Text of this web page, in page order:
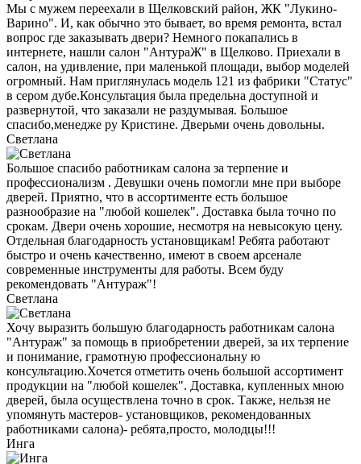
Мы с мужем переехали в Щелковский район, ЖК "Лукино-
Варино". И, как обычно это бывает, во время ремонта, встал
вопрос где заказывать двери? Немного покапались в
интернете, нашли салон "АнтураЖ" в Щелково. Приехали в
салон, на удивление, при маленькой площади, выбор моделей
огромный. Нам приглянулась модель 121 из фабрики "Статус"
в сером дубе.Консультация была предельна доступной и
развернутой, что заказали не раздумывая. Большое
спасибо,менедже ру Кристине. Дверьми очень довольны.
Светлана
Большое спасибо работникам салона за терпение и
профессионализм . Девушки очень помогли мне при выборе
дверей. Приятно, что в ассортименте есть большое
разнообразие на "любой кошелек". Доставка была точно по
срокам. Двери очень хорошие, несмотря на невысокую цену.
Отдельная благодарность установщикам! Ребята работают
быстро и очень качественно, имеют в своем арсенале
современные инструменты для работы. Всем буду
рекомендовать "Антураж"!
Светлана
Хочу выразить большую благодарность работникам салона
"Антураж" за помощь в приобретении дверей, за их терпение
и понимание, грамотную профессиональну ю
консультацию.Хочется отметить очень большой ассортимент
продукции на "любой кошелек". Доставка, купленных мною
дверей, была осуществлена точно в срок. Также, нельзя не
упомянуть мастеров- установщиков, рекомендованных
работниками салона)- ребята,просто, молодцы!!!
Инга